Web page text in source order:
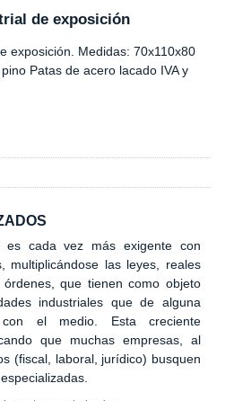
de exposición
exposición. Medidas: 70x110x80
Patas de acero lacado IVA y
es cada vez más exigente con
multiplicándose las leyes, reales
que tienen como objeto
industriales que de alguna
con el medio. Esta creciente
que muchas empresas, al
(fiscal, laboral, jurídico) busquen